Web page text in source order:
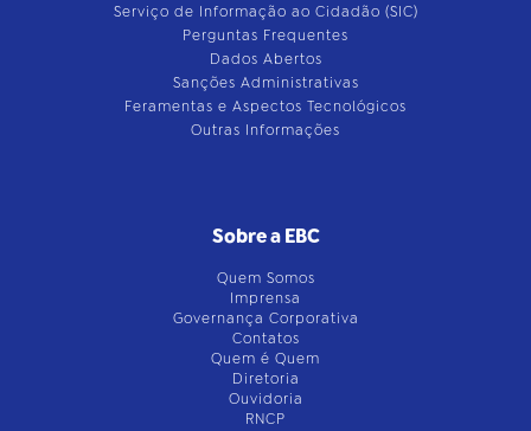
Serviço de Informação ao Cidadão (SIC)
Perguntas Frequentes
Dados Abertos
Sanções Administrativas
Feramentas e Aspectos Tecnológicos
Outras Informações
Sobre a EBC
Quem Somos
Imprensa
Governança Corporativa
Contatos
Quem é Quem
Diretoria
Ouvidoria
RNCP